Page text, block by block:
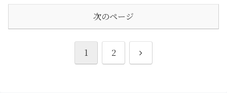
すべて記載していますので情報
いるので合わせてお読みくださ
い
次のページ
1 2
次